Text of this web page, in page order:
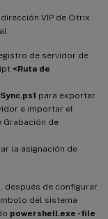
VIP de Citrix
de servidor de
<Ruta de
para exportar
e importar el
de
la asignación de
después de configurar
del sistema
powershell.exe -file